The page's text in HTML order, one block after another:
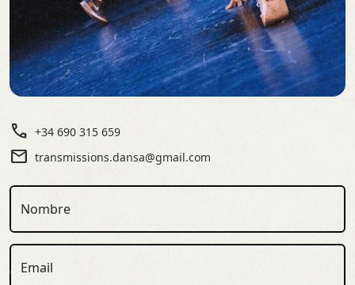
call +34 690 315 659
mail transmissions.dansa@gmail.com
Nombre
Email